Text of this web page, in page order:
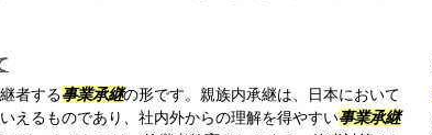
者する事業承継の形です。親族内承継は、日本において
えるものであり、社内外からの理解を得やすい事業承継